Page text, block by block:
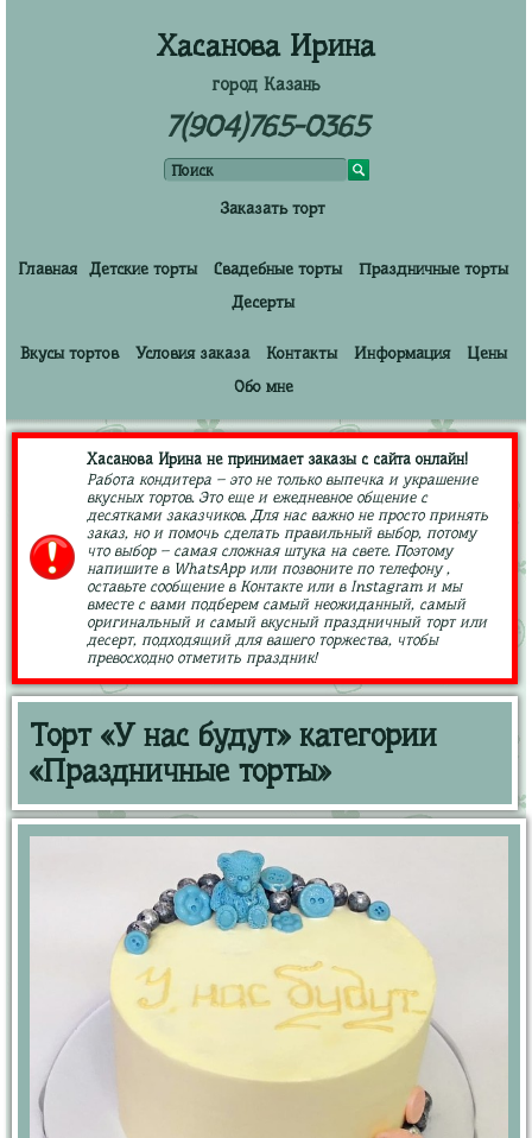
Хасанова Ирина
город Казань
7(904)765-0365
Заказать торт
Главная Детские торты Свадебные торты
Праздничные торты
Десерты
Вкусы тортов Условия заказа Контакты Информация
Цены
Обо мне
Хасанова Ирина не принимает заказы с сайта онлайн!
Работа кондитера – это не только выпечка и украшение
вкусных тортов. Это еще и ежедневное общение с
десятками заказчиков. Для нас важно не просто принять
заказ, но и помочь сделать правильный выбор, потому
что выбор – самая сложная штука на свете. Поэтому
напишите в WhatsApp или позвоните по телефону ,
оставьте сообщение в Контакте или в Instagram и мы
вместе с вами подберем самый неожиданный, самый
оригинальный и самый вкусный праздничный торт или
десерт, подходящий для вашего торжества, чтобы
превосходно отметить праздник!
Торт «У нас будут» категории
«Праздничные торты»